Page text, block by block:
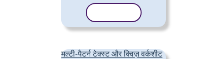
मल्टी-पैटर्न टेक्स्ट और क्विज़ वर्कशीट